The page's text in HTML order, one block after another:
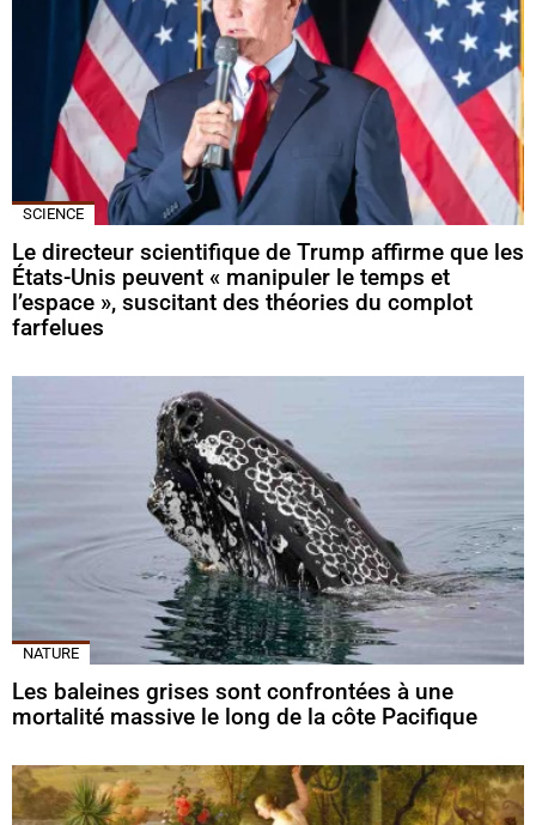
SCIENCE
Le directeur scientifique de Trump affirme que les
États-Unis peuvent « manipuler le temps et
l’espace », suscitant des théories du complot
farfelues
NATURE
Les baleines grises sont confrontées à une
mortalité massive le long de la côte Pacifique